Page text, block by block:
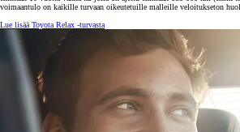
voimaantulo on kaikille turvaan oikeutetuille malleille veloitukseton
Lue lisää Toyota Relax -turvasta